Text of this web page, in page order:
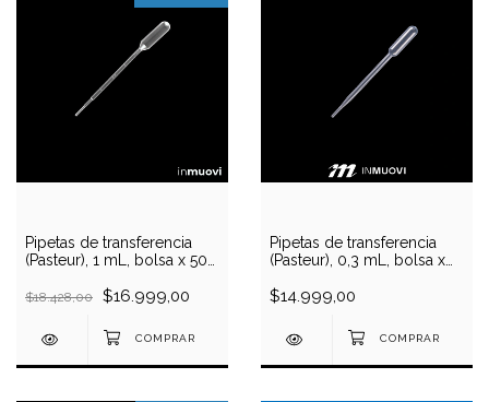
Pipetas de transferencia
(Pasteur), 1 mL, bolsa x 500
$18.428,00 $16.999,00
Pipetas de transferencia
(Pasteur), 0,3 mL, bolsa x
$14.999,00